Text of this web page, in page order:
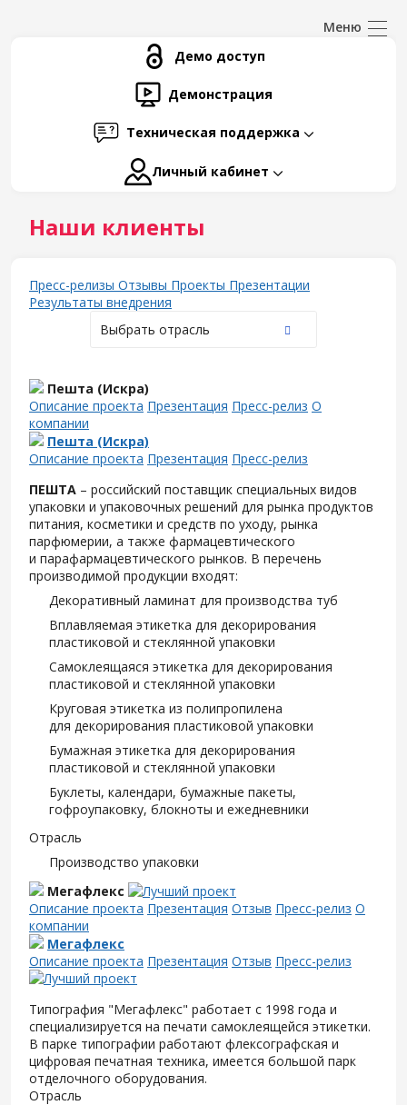
Демо доступ
Демонстрация
Техническая поддержка
Личный кабинет
Наши клиенты
Пресс-релизы Отзывы Проекты Презентации
Результаты внедрения
Выбрать отрасль
Пешта (Искра)
Описание проекта Презентация Пресс-релиз О
компании
Пешта (Искра)
Описание проекта Презентация Пресс-релиз
ПЕШТА – российский поставщик специальных видов
упаковки и упаковочных решений для рынка продуктов
питания, косметики и средств по уходу, рынка
парфюмерии, а также фармацевтического
и парафармацевтического рынков. В перечень
производимой продукции входят:
Декоративный ламинат для производства туб
Вплавляемая этикетка для декорирования
пластиковой и стеклянной упаковки
Самоклеящаяся этикетка для декорирования
пластиковой и стеклянной упаковки
Круговая этикетка из полипропилена
для декорирования пластиковой упаковки
Бумажная этикетка для декорирования
пластиковой и стеклянной упаковки
Буклеты, календари, бумажные пакеты,
гофроупаковку, блокноты и ежедневники
Отрасль
Производство упаковки
Мегафлекс
Описание проекта Презентация Отзыв Пресс-релиз О
компании
Мегафлекс
Описание проекта Презентация Отзыв Пресс-релиз
Типография "Мегафлекс" работает с 1998 года и
специализируется на печати самоклеящейся этикетки.
В парке типографии работают флексографская и
цифровая печатная техника, имеется большой парк
отделочного оборудования.
Отрасль